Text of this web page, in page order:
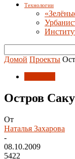
Технологии
Домой Проекты
Остров
От
Наталья Захарова
-
08.10.2009
5422